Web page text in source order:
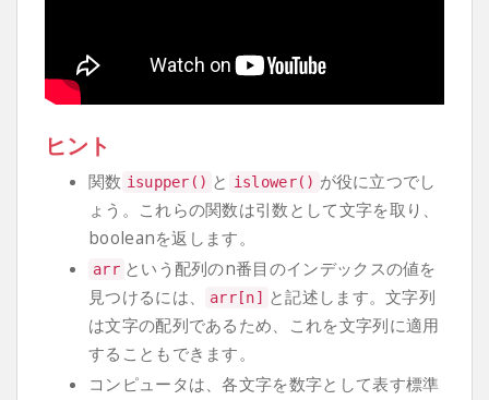
ヒント
関数 isupper () と islower() が役に立つでし
ょう。これらの関数は引数として文字を取り、
booleanを返します。
arr という配列のn番目のインデックスの値を
見つけるには、
arr [n]
と記述します。文字列
は文字の配列であるため、これを文字列に適用
することもできます。
コンピュータは、各文字を数字として表す標準